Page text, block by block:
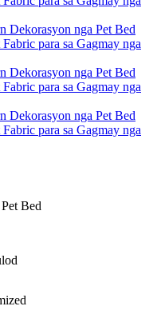
Bed